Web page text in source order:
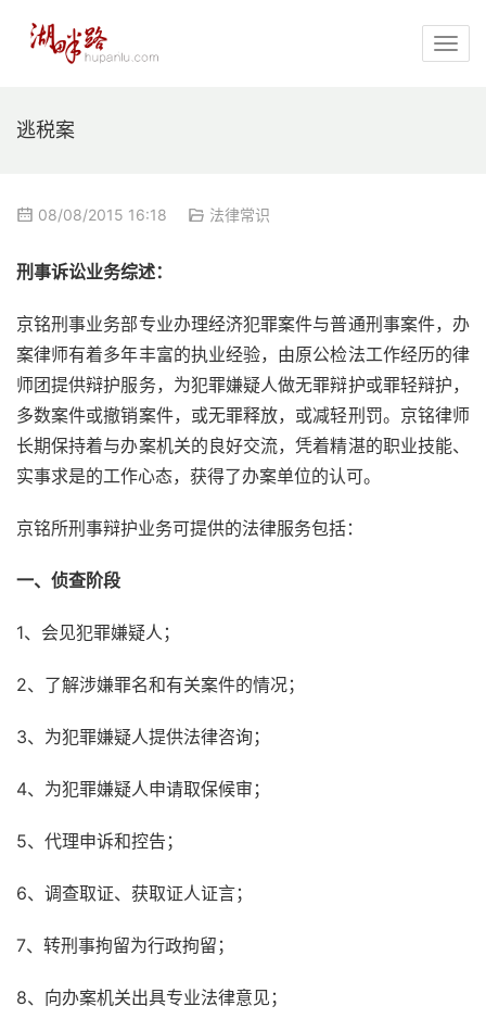
逃税案
08/08/2015 16:18 法律常识
刑事诉讼业务综述：
京铭刑事业务部专业办理经济犯罪案件与普通刑事案件，办
案律师有着多年丰富的执业经验，由原公检法工作经历的律
师团提供辩护服务，为犯罪嫌疑人做无罪辩护或罪轻辩护，
多数案件或撤销案件，或无罪释放，或减轻刑罚。京铭律师
长期保持着与办案机关的良好交流，凭着精湛的职业技能、
实事求是的工作心态，获得了办案单位的认可。
京铭所刑事辩护业务可提供的法律服务包括：
一、侦查阶段
1、会见犯罪嫌疑人；
2、了解涉嫌罪名和有关案件的情况；
3、为犯罪嫌疑人提供法律咨询；
4、为犯罪嫌疑人申请取保候审；
5、代理申诉和控告；
6、调查取证、获取证人证言；
7、转刑事拘留为行政拘留；
8、向办案机关出具专业法律意见；